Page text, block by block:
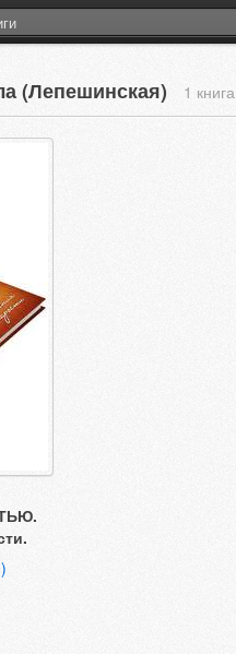
(Лепешинская) 1 книга